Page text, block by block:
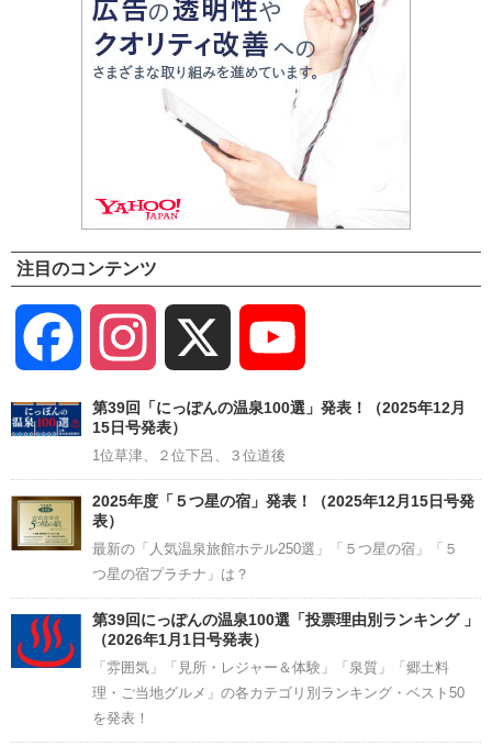
注目のコンテンツ
Facebook Instagram
Channel
第39回「にっぽんの温泉100選」発表！（2025年12月
15日号発表）
1位草津、２位下呂、３位道後
2025年度「５つ星の宿」発表！（2025年12月15日号発
表）
最新の「人気温泉旅館ホテル250選」「５つ星の宿」「５
つ星の宿プラチナ」は？
第39回にっぽんの温泉100選「投票理由別ランキング 」
（2026年1月1日号発表）
「雰囲気」「見所・レジャー＆体験」「泉質」「郷土料
理・ご当地グルメ」の各カテゴリ別ランキング・ベスト50
を発表！